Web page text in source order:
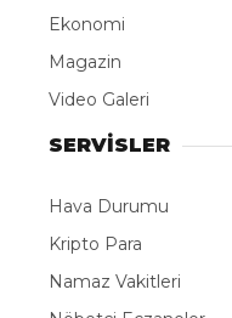
Ekonomi
Magazin
Video Galeri
SERVİSLER
Hava Durumu
Kripto Para
Namaz Vakitleri